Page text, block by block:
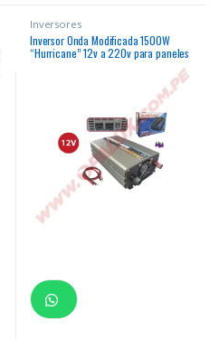
Inversores
Inversor Onda Modificada 1500W
“Hurricane” 12v a 220v para paneles